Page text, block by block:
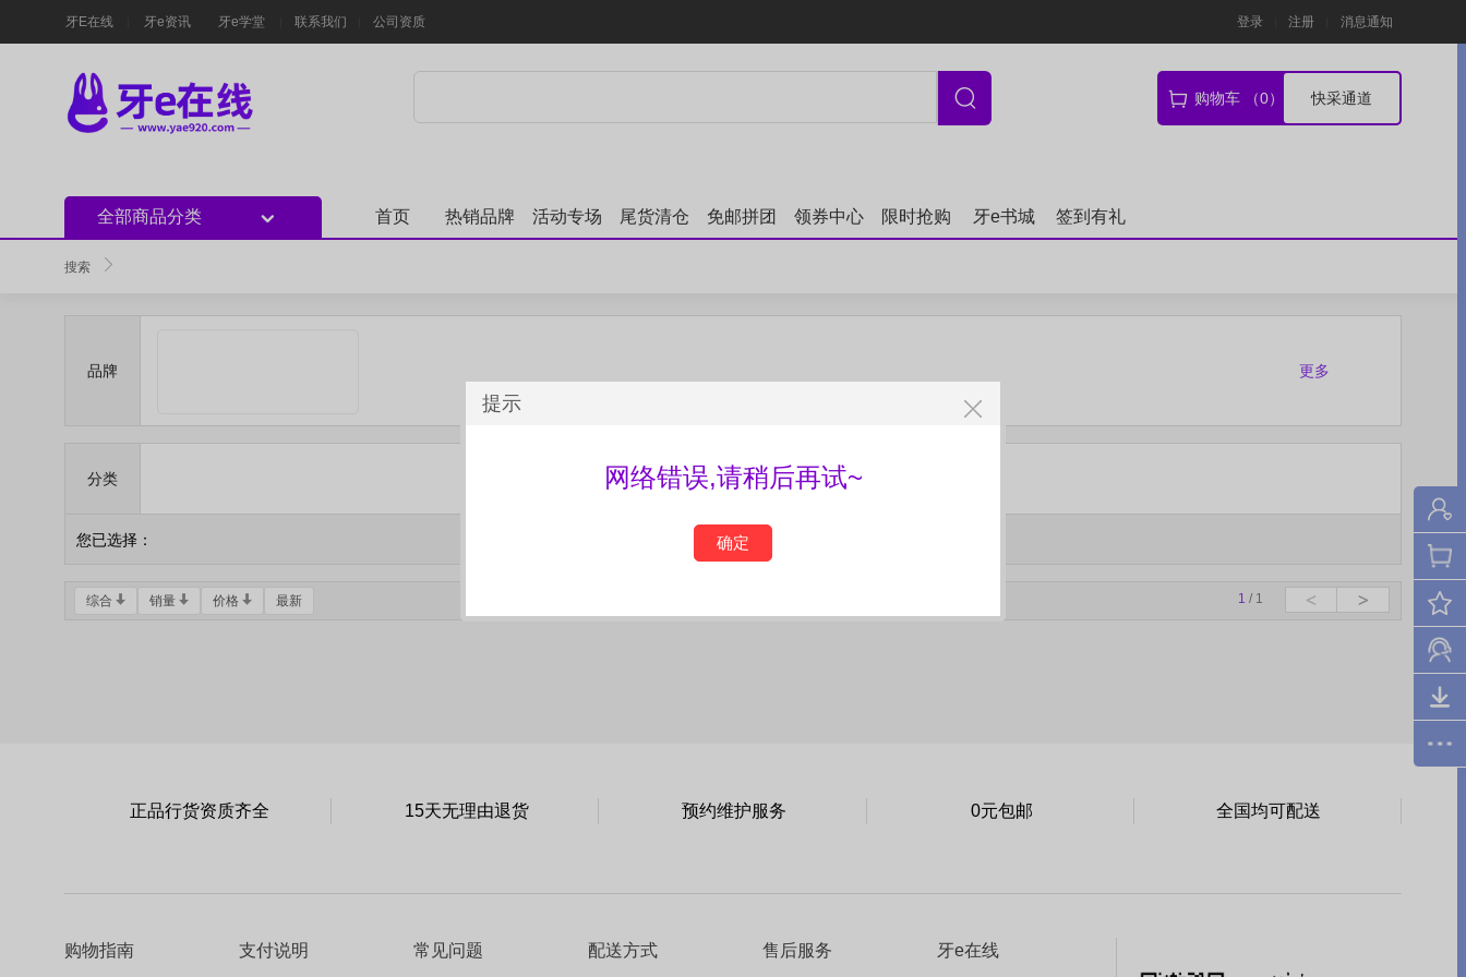
登录 注册 消息通知
牙E在线 牙e资讯 牙e学堂 联系我们 公司资质
购物车 （0） 快采通道
全部商品分类 首页 热销品牌 活动专场 尾货清仓 免邮拼团 领券中心 限时抢购 牙e书城 签到有礼
提示
网络错误,请稍后再试~
确定
搜索
品牌 更多
分类
您已选择：
综合 销量 价格 最新 1 / 1
正品行货资质齐全 15天无理由退货 预约维护服务 0元包邮 全国均可配送
购物指南 支付说明 常见问题 配送方式 售后服务 牙e在线